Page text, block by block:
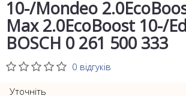
10-/Mondeo
Max 2.0EcoBoost 10-/
BOSCH 0 261 500 333
0 відгуків
Уточніть